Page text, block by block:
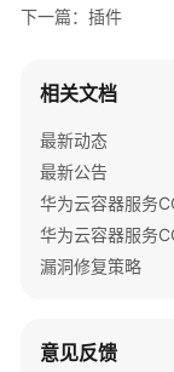
空
置
项
与
钥
伸
下一篇：插件
相关文档
最新动态
最新公告
华为云容器服务
漏洞修复策略
意见反馈